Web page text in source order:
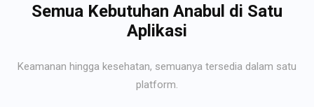
Semua Kebutuhan Anabul di Satu
Aplikasi
Keamanan hingga kesehatan, semuanya tersedia dalam satu
platform.